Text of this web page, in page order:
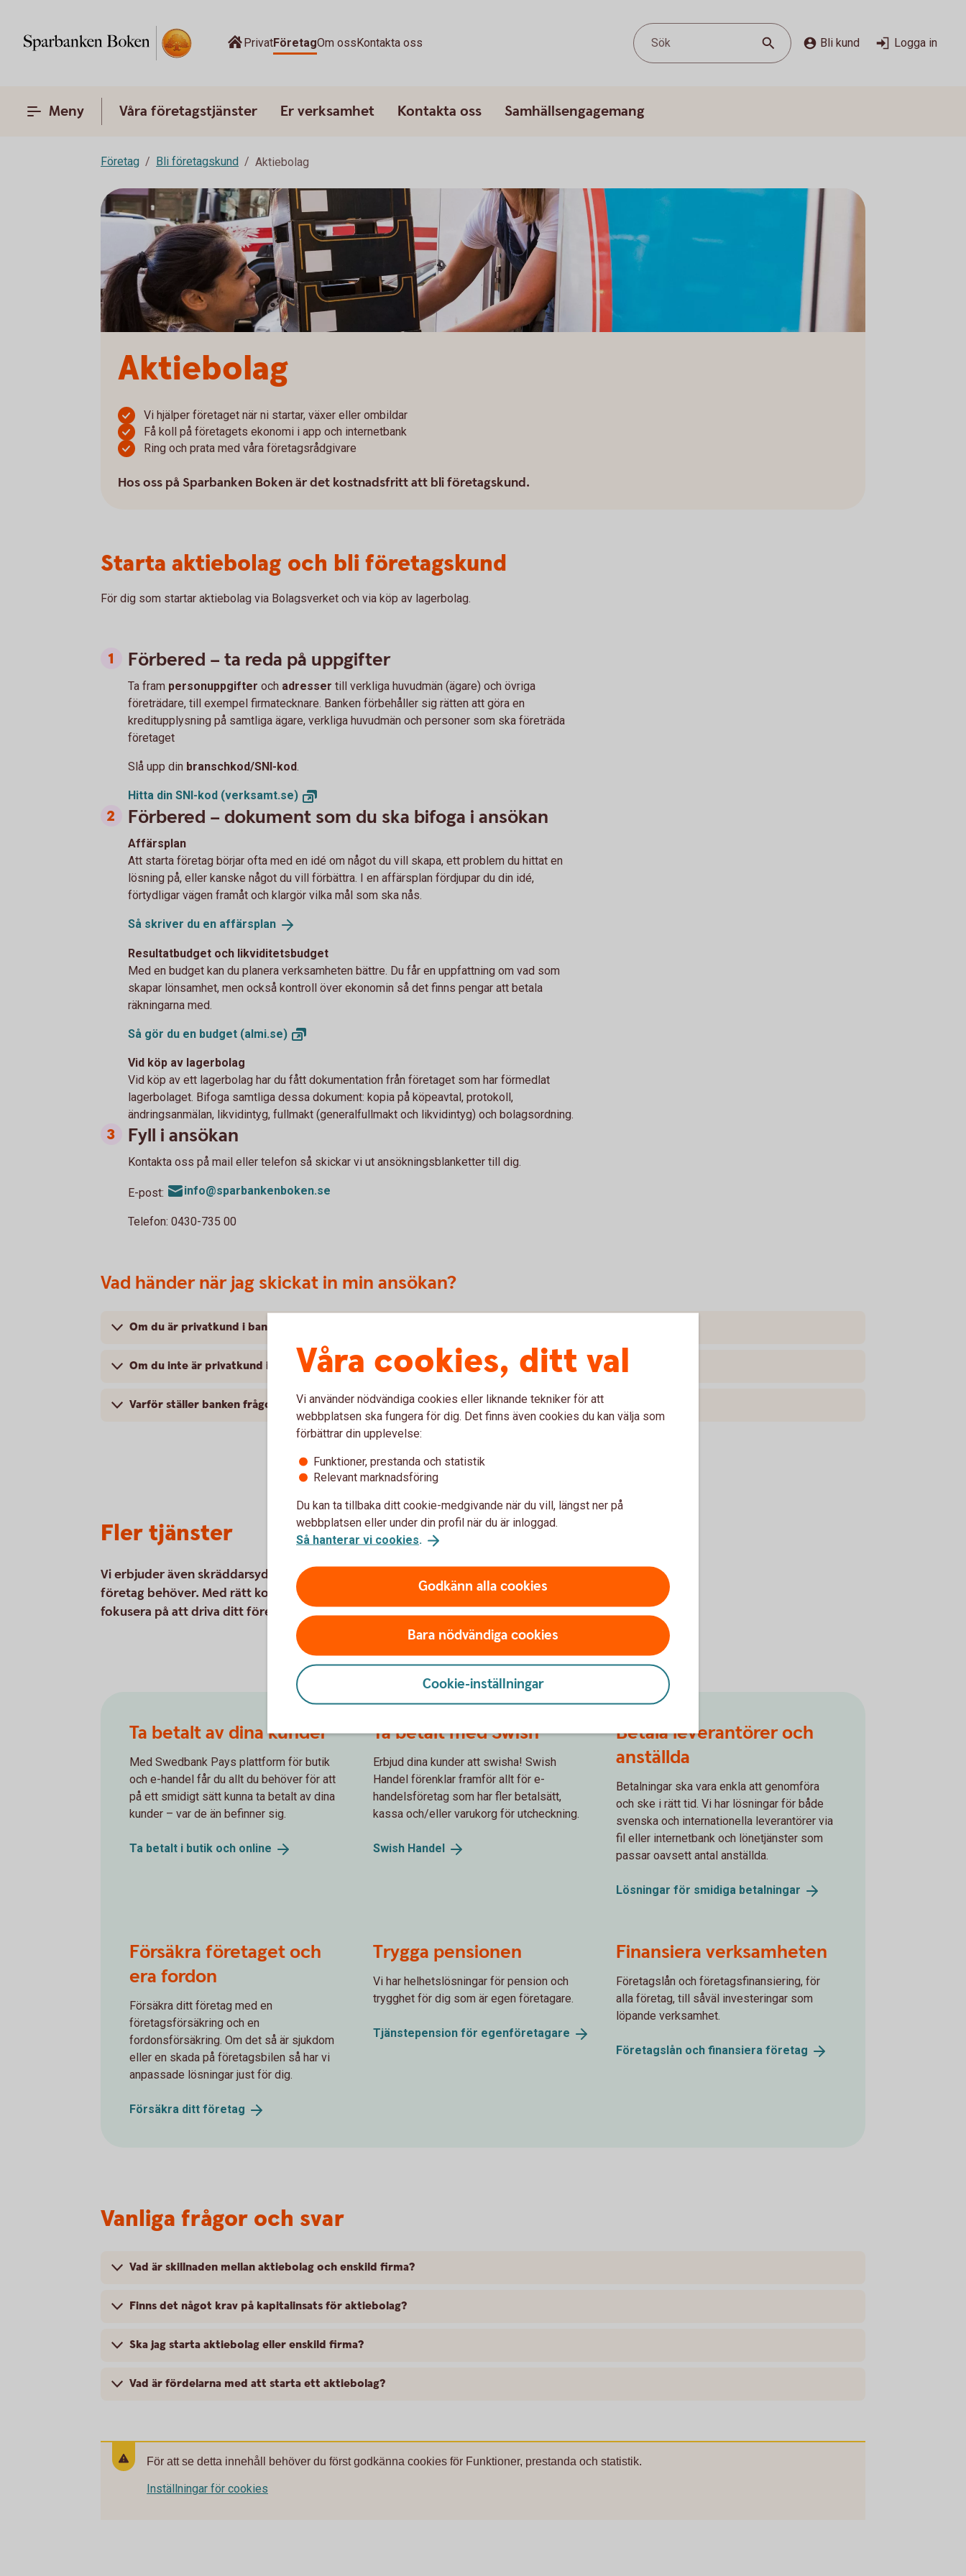
PrivatFöretagOm ossKontakta oss Sök Bli kund Logga in
Meny Våra företagstjänster Er verksamhet Kontakta oss Samhällsengagemang
Företag Bli företagskund Aktiebolag
Aktiebolag
Vi hjälper företaget när ni startar, växer eller ombildar
Få koll på företagets ekonomi i app och internetbank
Ring och prata med våra företagsrådgivare
Hos oss på Sparbanken Boken är det kostnadsfritt att bli företagskund.
Starta aktiebolag och bli företagskund
För dig som startar aktiebolag via Bolagsverket och via köp av lagerbolag.
Förbered – ta reda på uppgifter
Ta fram personuppgifter och adresser till verkliga huvudmän (ägare) och övriga
företrädare, till exempel firmatecknare. Banken förbehåller sig rätten att göra en
kreditupplysning på samtliga ägare, verkliga huvudmän och personer som ska företräda
företaget
Slå upp din branschkod/SNI-kod.
Hitta din SNI-kod (verksamt.se)
Förbered – dokument som du ska bifoga i ansökan
Affärsplan
Att starta företag börjar ofta med en idé om något du vill skapa, ett problem du hittat en
lösning på, eller kanske något du vill förbättra. I en affärsplan fördjupar du din idé,
förtydligar vägen framåt och klargör vilka mål som ska nås.
Så skriver du en affärsplan
Resultatbudget och likviditetsbudget
Med en budget kan du planera verksamheten bättre. Du får en uppfattning om vad som
skapar lönsamhet, men också kontroll över ekonomin så det finns pengar att betala
räkningarna med.
Så gör du en budget (almi.se)
Vid köp av lagerbolag
Vid köp av ett lagerbolag har du fått dokumentation från företaget som har förmedlat
lagerbolaget. Bifoga samtliga dessa dokument: kopia på köpeavtal, protokoll,
ändringsanmälan, likvidintyg, fullmakt (generalfullmakt och likvidintyg) och bolagsordning.
Fyll i ansökan
Kontakta oss på mail eller telefon så skickar vi ut ansökningsblanketter till dig.
E-post: info@sparbankenboken.se
Telefon: 0430-735 00
Vad händer när jag skickat in min ansökan?
Om du är privatkund i banken
Om du inte är privatkund i banken
Varför ställer banken frågor om ditt företag?
Fler tjänster
Vi erbjuder även skräddarsydda lösningar och ännu fler tjänster beroende på vad du och ditt
företag behöver. Med rätt konton, kort och smidiga sätt att betala och ta betalt kan du
fokusera på att driva ditt företag.
Ta betalt av dina kunder
Med Swedbank Pays plattform för butik
och e-handel får du allt du behöver för att
på ett smidigt sätt kunna ta betalt av dina
kunder – var de än befinner sig.
Ta betalt i butik och online
Ta betalt med Swish
Erbjud dina kunder att swisha! Swish
Handel förenklar framför allt för e-
handelsföretag som har fler betalsätt,
kassa och/eller varukorg för utcheckning.
Swish Handel
Betala leverantörer och
anställda
Betalningar ska vara enkla att genomföra
och ske i rätt tid. Vi har lösningar för både
svenska och internationella leverantörer via
fil eller internetbank och lönetjänster som
passar oavsett antal anställda.
Lösningar för smidiga betalningar
Försäkra företaget och
era fordon
Försäkra ditt företag med en
företagsförsäkring och en
fordonsförsäkring. Om det så är sjukdom
eller en skada på företagsbilen så har vi
anpassade lösningar just för dig.
Försäkra ditt företag
Trygga pensionen
Vi har helhetslösningar för pension och
trygghet för dig som är egen företagare.
Tjänstepension för egenföretagare
Finansiera verksamheten
Företagslån och företagsfinansiering, för
alla företag, till såväl investeringar som
löpande verksamhet.
Företagslån och finansieraföretag
Vanliga frågor och svar
Vad är skillnaden mellan aktiebolag och enskild firma?
Finns det något krav på kapitalinsats för aktiebolag?
Ska jag starta aktiebolag eller enskild firma?
Vad är fördelarna med att starta ett aktiebolag?
För att se detta innehåll behöver du först godkänna cookies för Funktioner, prestanda och statistik.
Inställningar för cookies
Våra cookies, ditt val
Vi använder nödvändiga cookies eller liknande tekniker för att
webbplatsen ska fungera för dig. Det finns även cookies du kan välja som
förbättrar din upplevelse:
Funktioner, prestanda och statistik
Relevant marknadsföring
Du kan ta tillbaka ditt cookie-medgivande när du vill, längst ner på
webbplatsen eller under din profil när du är inloggad.
Så hanterar vi cookies.
Godkänn alla cookies
Bara nödvändiga cookies
Cookie-inställningar